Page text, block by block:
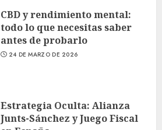
CBD y rendimiento mental:
todo lo que necesitas saber
antes de probarlo
24 DE MARZO DE 2026
Estrategia Oculta: Alianza
Junts-Sánchez y Juego Fiscal